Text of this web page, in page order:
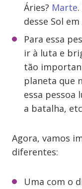
Áries? Marte
desse Sol em
Para essa
ir à luta e
tão
planeta que
essa pessoa
a batalha,
Agora, vamos
diferentes:
Uma com o